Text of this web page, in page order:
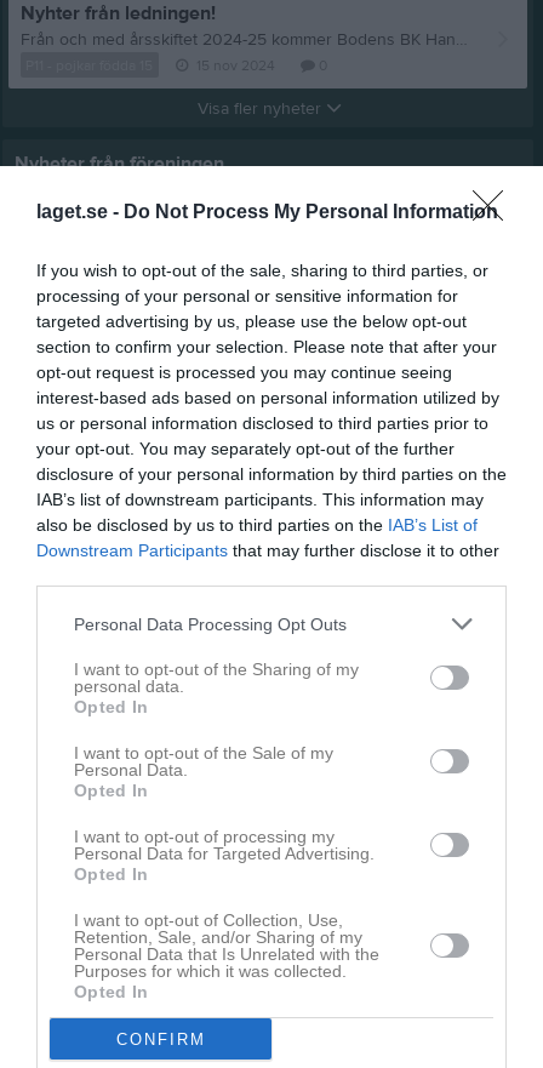
laget.se - Do Not Process My Personal Information
If you wish to opt-out of the sale, sharing to third parties, or
processing of your personal or sensitive information for
targeted advertising by us, please use the below opt-out
section to confirm your selection. Please note that after your
opt-out request is processed you may continue seeing
interest-based ads based on personal information utilized by
us or personal information disclosed to third parties prior to
your opt-out. You may separately opt-out of the further
disclosure of your personal information by third parties on the
IAB’s list of downstream participants. This information may
also be disclosed by us to third parties on the IAB’s List of
Downstream Participants that may further disclose it to other
Personal Data Processing Opt Outs
I want to opt-out of the Sharing of my
personal data.
Opted In
I want to opt-out of the Sale of my
Personal Data.
Opted In
I want to opt-out of processing my
Personal Data for Targeted Advertising.
Opted In
I want to opt-out of Collection, Use,
Retention, Sale, and/or Sharing of my
Personal Data that Is Unrelated with the
Purposes for which it was collected.
Opted In
CONFIRM
Nyhter från ledningen!
Från och med årsskiftet 2024-25 kommer Bodens BK Handboll ha en egen marknadsgrupp som strategiskt kommer arbeta för att förmedla och inspirera föreningens vision om en klubb för livet. Som ett första steg i detta arbete bjuds alla sociala medie-ansvariga in till ett kort informationsmöte (digitalt) för att gå igenom den kommunikationsstrategi som finns framtagen. Känn dig träffad om du är den som har ett inlogg till erat lags instagram-konto och brukar lägga upp inlägg från era träningar, matcher, etc. Vid rodret finns Petra Söderström och Hanna Weinmar och oss når ni via; sderstrmpetra@gmail.com hannaweinmar@gmail.com OSA senast 1/12 till ovanstående! Allt gott och väl mött
Visa fler nyheter
Nyheter från föreningen
Handbollskamrater BBK:are- Återträff 2026!
Senast uppladdade video
Ingen video uppladdad
Logga in och ladda upp ert första klipp
Senast uppdaterade album